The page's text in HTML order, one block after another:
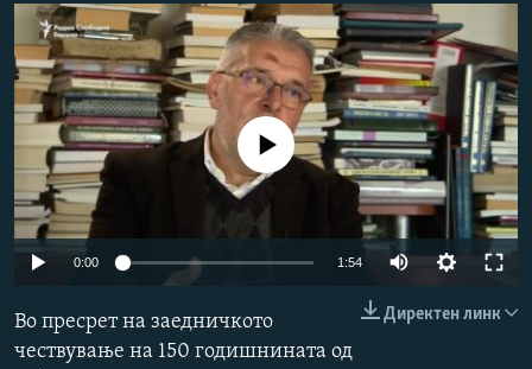
пребарување
ПРИЈАВИ СЕ ЗА ЊУЗЛЕТЕР
ПОДКАСТ ЗОШТО?
СЛЕДЕТЕ НЕ
РСЕ веб страници
No media source currently available
0:00 1:54 Auto
Директен линк
Во пресрет на заедничкото
чествување на 150 годишнината од